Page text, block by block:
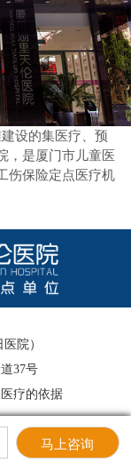
设的集医疗、预
，是厦门市儿童医
伤保险定点医疗机
院）
37号
疗的依据
马上咨询